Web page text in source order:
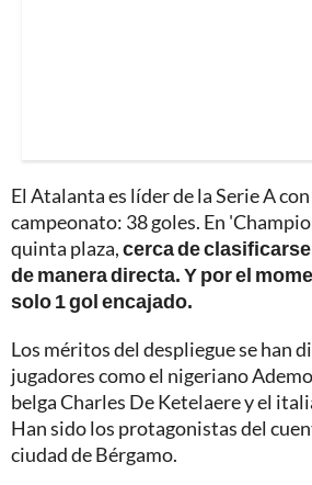
El Atalanta es líder de la Serie A
campeonato: 38 goles. En
quinta plaza,cerca de
de manera directa. Y por el
solo 1 gol encajado.
Los méritos del despliegue se han
jugadores como el nigeriano
belga Charles De Ketelaere y el
Han sido los protagonistas del
ciudad de Bérgamo.